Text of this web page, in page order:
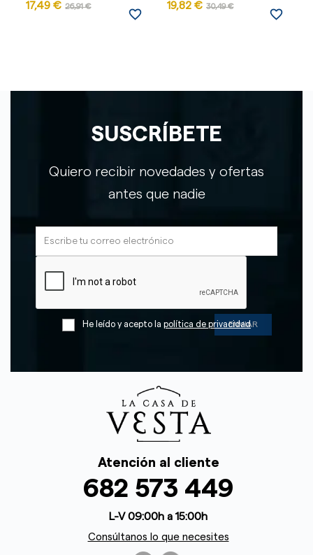
17,49 € 26,91 €
favorite_border
19,82 € 30,49 €
favorite_border
SUSCRÍBETE
Quiero recibir novedades y ofertas
antes que nadie
He leído y acepto la política de privacidad
Atención al cliente
682 573 449
L-V 09:00h a 15:00h
Consúltanos lo que necesites